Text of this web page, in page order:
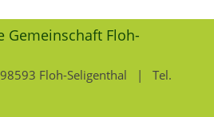
Gemeinschaft Floh-
Floh-Seligenthal | Tel.